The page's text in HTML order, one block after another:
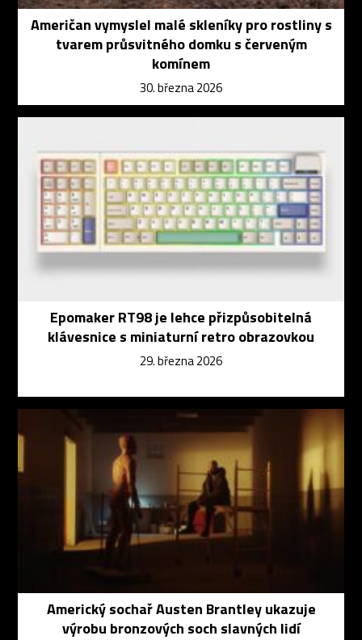
Američan vymyslel malé skleníky pro rostliny s
tvarem průsvitného domku s červeným
komínem
30. března 2026
Epomaker RT98 je lehce přizpůsobitelná
klávesnice s miniaturní retro obrazovkou
29. března 2026
Americký sochař Austen Brantley ukazuje
výrobu bronzových soch slavných lidí